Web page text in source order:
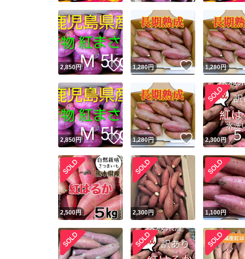
2,850円 いいね！
1,280円 いいね！
1,280円
2,850円 いいね！
1,280円 いいね！
2,300円
2,500円 2,300円 1,100円